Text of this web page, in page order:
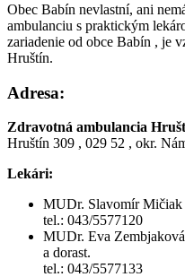
Obec Babín nevlastní, ani
ambulanciu s praktickým
zariadenie od obce Babín , je
Hruštín.
Adresa:
Zdravotná ambulancia
Hruštín 309 , 029 52 , okr.
Lekári:
MUDr. Slavomír Mičiak
tel.: 043/5577120
MUDr. Eva
a dorast.
tel.: 043/5577133